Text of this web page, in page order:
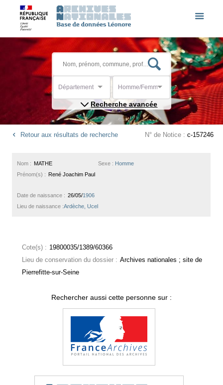
Département Homme/Femme
Recherche avancée
Retour aux résultats de recherche N° de Notice : c-157246
Sexe : Homme
Nom : MATHE
Prénom(s) : René Joachim Paul
Date de naissance : 26/05/1906
Lieu de naissance :Ardèche, Ucel
Cote(s) : 19800035/1389/60366
Lieu de conservation du dossier : Archives nationales ; site de
Pierrefitte-sur-Seine
Rechercher aussi cette personne sur :